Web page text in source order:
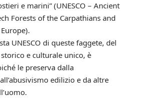
e marini” (UNESCO – Ancient
Forests of the Carpathians and
).
UNESCO di queste faggete, del
e culturale unico, è
le preserva dalla
edilizio e da altre